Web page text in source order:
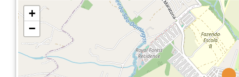
+
−